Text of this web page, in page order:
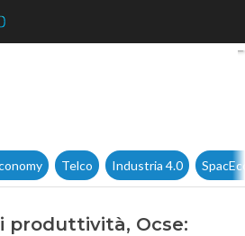
Big data leva di produttività,
Telco Industria 4.0
produttività, Ocse: